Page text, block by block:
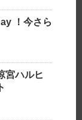
！今さら
宮ハルヒ